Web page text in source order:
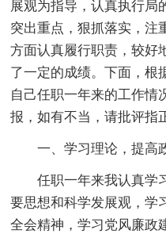
展观为指导，认真执行局
突出重点，狠抓落实，注
方面认真履行职责，较好
了一定的成绩。下面，根
自己任职一年来的工作情
报，如有不当，请批评指
一、学习理论，提高
任职一年来我认真学
要思想和科学发展观，学
全会精神，学习党风廉政